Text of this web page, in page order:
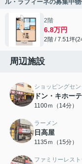
ル・ラフィーネの募集中
2階
6.8万円
2階 / 7.51坪
周辺施設
ショッピングセン
ドン・キホーテ
1100ｍ（14分）
ラーメン
日高屋
1135ｍ（15分）
ファミリーレスト